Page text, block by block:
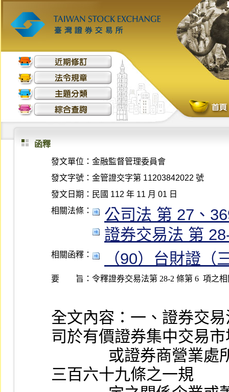
函釋
發文單位： 金融監督管理委員會
發文字號： 金管證交字第 11203842022 號
發文日期： 民國 112 年 11 月 01 日
相關法條：
公司法 第 27、
證券交易法 第
相關函釋： （90）台財證（
要 旨：
全文內容：一、證券交
司於有價證券集中交易市
三百六十九條之一規